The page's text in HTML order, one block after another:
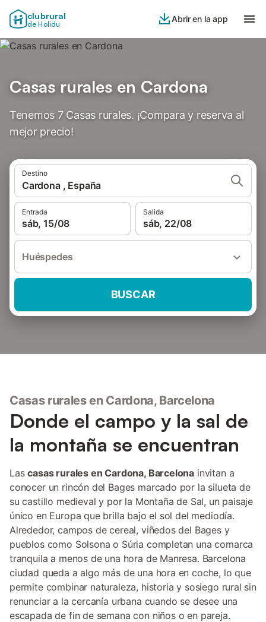
clubrural
de Holidu
Abrir en la app
Casas rurales en Cardona
Tenemos 7 Casas rurales. ¡Compara y reserva al
mejor precio!
Destino
Cardona , España
Entrada
sáb, 15/08
Salida
sáb, 22/08
Huéspedes
BUSCAR
Casas rurales en Cardona, Barcelona
Donde el campo y la sal de
la montaña se encuentran
Lascasas rurales en Cardona, Barcelona invitan a
conocer un rincón del Bages marcado por la silueta de
su castillo medieval y por la Montaña de Sal, un paisaje
único en Europa que brilla bajo el sol del mediodía.
Alrededor, campos de cereal, viñedos del Bages y
pueblos como Solsona o Súria completan una comarca
tranquila a menos de una hora de Manresa. Barcelona
ciudad queda a algo más de una hora en coche, lo que
permite combinar naturaleza, historia y sosiego rural sin
renunciar a la cercanía urbana cuando se desee una
escapada de fin de semana con niños o en pareja.